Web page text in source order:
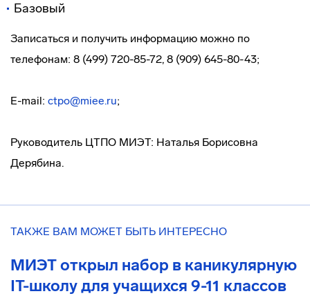
Базовый
Записаться и получить информацию можно по
телефонам: 8 (499) 720-85-72, 8 (909) 645-80-43;
E-mail: ctpo@miee.ru;
Руководитель ЦТПО МИЭТ: Наталья Борисовна
Дерябина.
ТАКЖЕ ВАМ МОЖЕТ БЫТЬ ИНТЕРЕСНО
МИЭТ открыл набор в каникулярную
IT-школу для учащихся 9-11 классов